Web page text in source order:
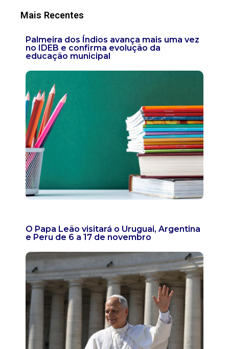
Mais Recentes
Palmeira dos Índios avança mais uma vez
no IDEB e confirma evolução da
educação municipal
O Papa Leão visitará o Uruguai, Argentina
e Peru de 6 a 17 de novembro